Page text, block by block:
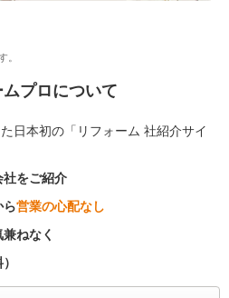
。
プロについて
日本初の「リフォーム 社紹介サイ
社をご紹介
ら営業の心配なし
ねなく